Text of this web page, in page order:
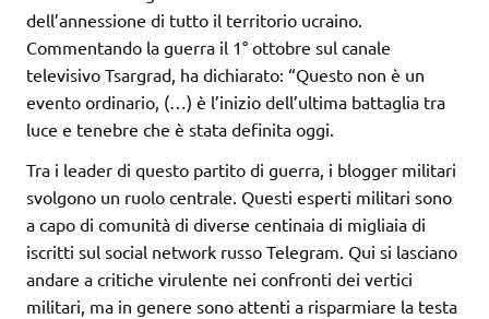
dell’annessione di tutto il territorio ucraino.
Commentando la guerra il 1° ottobre sul canale
televisivo Tsargrad, ha dichiarato: “Questo non è un
evento ordinario, (…) è l’inizio dell’ultima battaglia tra
luce e tenebre che è stata definita oggi.
Tra i leader di questo partito di guerra, i blogger militari
svolgono un ruolo centrale. Questi esperti militari sono
a capo di comunità di diverse centinaia di migliaia di
iscritti sul social network russo Telegram. Qui si lasciano
andare a critiche virulente nei confronti dei vertici
militari, ma in genere sono attenti a risparmiare la testa